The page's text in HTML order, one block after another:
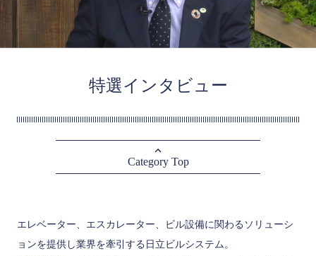
特選インタビュー
Category Top
エレベーター、エスカレーター、ビル設備に関わるソリューシ
ョンを提供し業界を牽引する日立ビルシステム。